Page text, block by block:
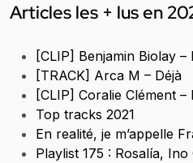
Articles les + lus en
[CLIP] Benjamin Biolay –
[TRACK] Arca M – Déjà
[CLIP] Coralie Clément
Top tracks 2021
En realité, je m’appelle
Playlist 175 : Rosalía,